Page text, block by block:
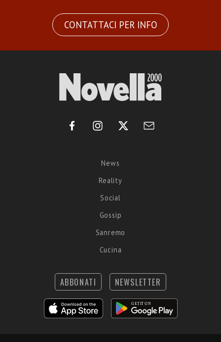
CONTATTACI PER INFO
News
Reality
Social
Gossip
Sanremo
Cucina
ABBONATI NEWSLETTER